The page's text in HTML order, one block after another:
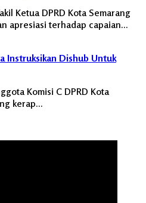
Ketua DPRD Kota Semarang
apresiasi terhadap capaian…
Instruksikan Dishub Untuk
Komisi C DPRD Kota
kerap…